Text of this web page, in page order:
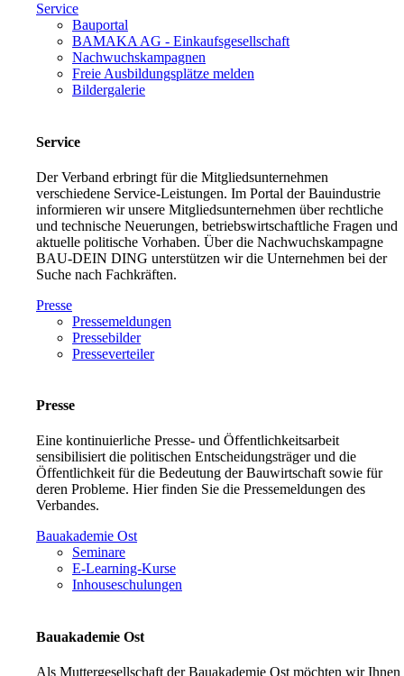
Service
Bauportal
BAMAKA AG - Einkaufsgesellschaft
Nachwuchskampagnen
Freie Ausbildungsplätze melden
Bildergalerie
Service
Der Verband erbringt für die Mitgliedsunternehmen
verschiedene Service-Leistungen. Im Portal der Bauindustrie
informieren wir unsere Mitgliedsunternehmen über rechtliche
und technische Neuerungen, betriebswirtschaftliche Fragen und
aktuelle politische Vorhaben. Über die Nachwuchskampagne
BAU-DEIN DING unterstützen wir die Unternehmen bei der
Suche nach Fachkräften.
Presse
Pressemeldungen
Pressebilder
Presseverteiler
Presse
Eine kontinuierliche Presse- und Öffentlichkeitsarbeit
sensibilisiert die politischen Entscheidungsträger und die
Öffentlichkeit für die Bedeutung der Bauwirtschaft sowie für
deren Probleme. Hier finden Sie die Pressemeldungen des
Verbandes.
Bauakademie Ost
Seminare
E-Learning-Kurse
Inhouseschulungen
Bauakademie Ost
Als Muttergesellschaft der Bauakademie Ost möchten wir Ihnen